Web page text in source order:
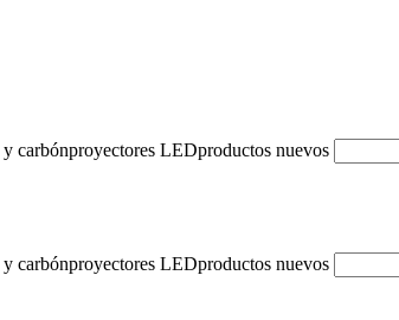
carbónproyectores LEDproductos nuevos
carbónproyectores LEDproductos nuevos